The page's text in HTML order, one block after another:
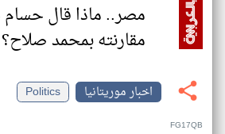
مصر.. ماذا قال
مقارنته بمحمد صلاح؟
اخبار موريتانيا
Politics
FG17QB